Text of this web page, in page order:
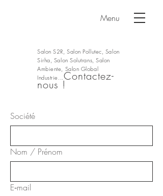
Menu
Salon S2R, Salon Pollutec, Salon
Sirha, Salon Solutrans, Salon
Ambiente, Salon Global
Industrie...Contactez-
nous !
Société
Nom / Prénom
E‑mail